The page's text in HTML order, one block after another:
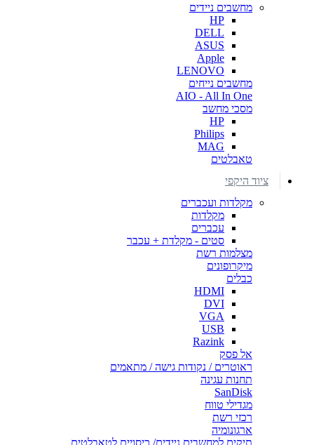
מחשבים ניידים
HP
DELL
ASUS
Apple
LENOVO
מחשבים נייחים
AIO - All In One
מסכי מחשב
HP
Philips
MAG
טאבלטים
ציוד היקפי
מקלדות ועכברים
מקלדות
עכברים
סטים - מקלדת + עכבר
מצלמות רשת
מיקרופונים
כבלים
HDMI
DVI
VGA
USB
Razink
אל פסק
ראוטרים / נקודות גישה / מתאמים
תחנות עגינה
SanDisk
מגדילי טווח
רכזי רשת
ארגונומיה
תיקים למחשבים ניידים/ כיסויים לטאבלטים